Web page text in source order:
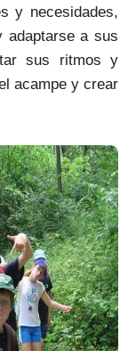
y necesidades,
adaptarse a sus
sus ritmos y
acampe y crear